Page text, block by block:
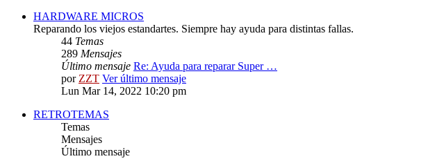
HARDWARE MICROS
Reparando los viejos estandartes. Siempre hay ayuda para distintas fallas.
44 Temas
289 Mensajes
Último mensaje Re: Ayuda para reparar Super …
porZZT Ver último mensaje
Lun Mar 14, 2022 10:20 pm
RETROTEMAS
Temas
Mensajes
Último mensaje